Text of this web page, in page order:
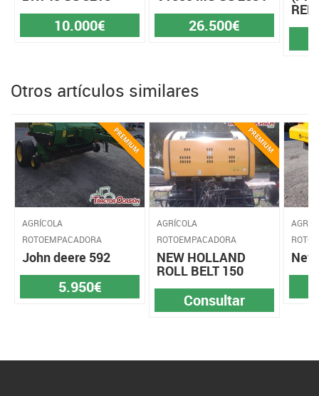
10.000€ 26.500€
Otros artículos similares
AGRÍCOLA
ROTOEMPACADORA
John deere 592
5.950€
AGRÍCOLA
ROTOEMPACADORA
NEW HOLLAND
ROLL BELT 150
Consultar